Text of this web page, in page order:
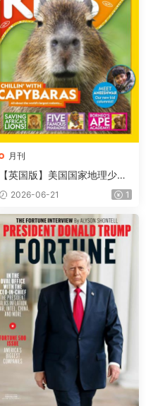
月刊
【英国版】美国国家地理少儿
版（National Geographic Kid
s）第257期
2026-06-21 1